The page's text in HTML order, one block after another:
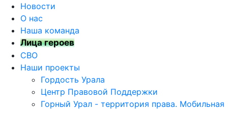
Новости
О нас
Наша команда
Лица героев
СВО
Наши проекты
Гордость Урала
Центр Правовой Поддержки
Горный Урал - территория права. Мобильная